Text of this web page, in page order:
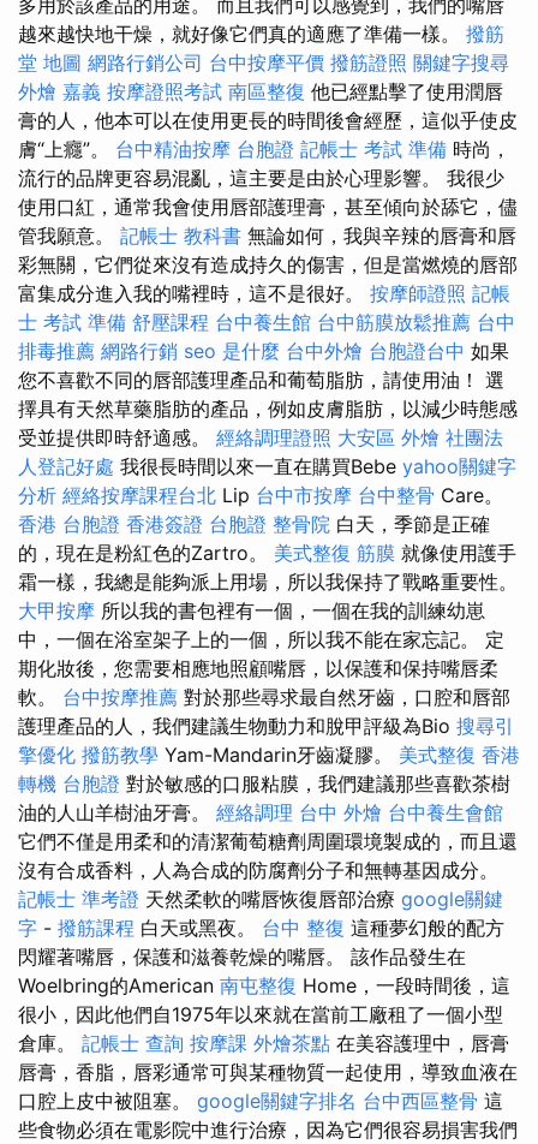
越來越快地干燥，就好像它們真的適應了準備一樣。 撥筋
堂 地圖 網路行銷公司 台中按摩平價 撥筋證照 關鍵字搜尋
外燴 嘉義 按摩證照考試 南區整復 他已經點擊了使用潤唇
膏的人，他本可以在使用更長的時間後會經歷，這似乎使皮
膚“上癮”。 台中精油按摩 台胞證 記帳士 考試 準備 時尚，
流行的品牌更容易混亂，這主要是由於心理影響。 我很少
使用口紅，通常我會使用唇部護理膏，甚至傾向於舔它，儘
管我願意。 記帳士 教科書 無論如何，我與辛辣的唇膏和唇
彩無關，它們從來沒有造成持久的傷害，但是當燃燒的唇部
富集成分進入我的嘴裡時，這不是很好。 按摩師證照 記帳
士 考試 準備 舒壓課程 台中養生館 台中筋膜放鬆推薦 台中
排毒推薦 網路行銷 seo 是什麼 台中外燴 台胞證台中 如果
您不喜歡不同的唇部護理產品和葡萄脂肪，請使用油！ 選
擇具有天然草藥脂肪的產品，例如皮膚脂肪，以減少時態感
受並提供即時舒適感。 經絡調理證照 大安區 外燴 社團法
人登記好處 我很長時間以來一直在購買Bebe yahoo關鍵字
分析 經絡按摩課程台北 Lip 台中市按摩 台中整骨 Care。
香港 台胞證 香港簽證 台胞證 整骨院 白天，季節是正確
的，現在是粉紅色的Zartro。 美式整復 筋膜 就像使用護手
霜一樣，我總是能夠派上用場，所以我保持了戰略重要性。
大甲按摩 所以我的書包裡有一個，一個在我的訓練幼崽
中，一個在浴室架子上的一個，所以我不能在家忘記。 定
期化妝後，您需要相應地照顧嘴唇，以保護和保持嘴唇柔
軟。 台中按摩推薦 對於那些尋求最自然牙齒，口腔和唇部
護理產品的人，我們建議生物動力和脫甲評級為Bio 搜尋引
擎優化 撥筋教學 Yam-Mandarin牙齒凝膠。 美式整復 香港
轉機 台胞證 對於敏感的口服粘膜，我們建議那些喜歡茶樹
油的人山羊樹油牙膏。 經絡調理 台中 外燴 台中養生會館
它們不僅是用柔和的清潔葡萄糖劑周圍環境製成的，而且還
沒有合成香料，人為合成的防腐劑分子和無轉基因成分。
記帳士 準考證 天然柔軟的嘴唇恢復唇部治療 google關鍵
字 - 撥筋課程 白天或黑夜。 台中 整復 這種夢幻般的配方
閃耀著嘴唇，保護和滋養乾燥的嘴唇。 該作品發生在
Woelbring的American 南屯整復 Home，一段時間後，這
很小，因此他們自1975年以來就在當前工廠租了一個小型
倉庫。 記帳士 查詢 按摩課 外燴茶點 在美容護理中，唇膏
唇膏，香脂，唇彩通常可與某種物質一起使用，導致血液在
口腔上皮中被阻塞。 google關鍵字排名 台中西區整骨 這
些食物必須在電影院中進行治療，因為它們很容易損害我們